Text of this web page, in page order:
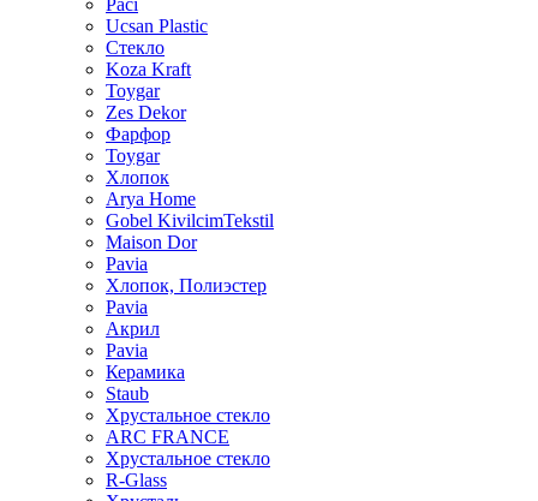
Paci
Ucsan Plastic
Стекло
Koza Kraft
Toygar
Zes Dekor
Фарфор
Toygar
Хлопок
Arya Home
Gobel KivilcimTekstil
Maison Dor
Pavia
Хлопок, Полиэстер
Pavia
Акрил
Pavia
Керамика
Staub
Хрустальное стекло
ARC FRANCE
Хрустальное стекло
R-Glass